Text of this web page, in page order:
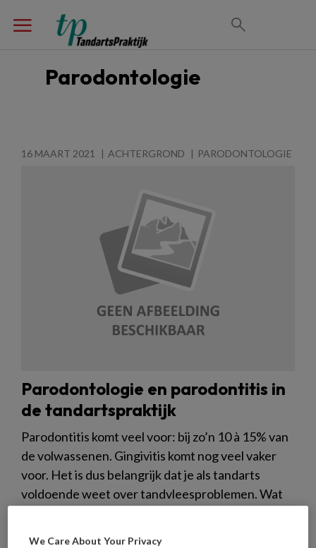
Parodontologie
16 MAART 2021 ACHTERGROND PARODONTOLOGIE
Parodontologie en parodontitis in
de tandartspraktijk
Parodontitis komt veel voor: bij zo’n 10 à 15% van
de volwassenen. Gingivitis komt nog veel vaker
voor. Het is dus belangrijk dat je als tandarts
voldoende weet over tandvleesproblemen. Wat
We Care About Your Privacy